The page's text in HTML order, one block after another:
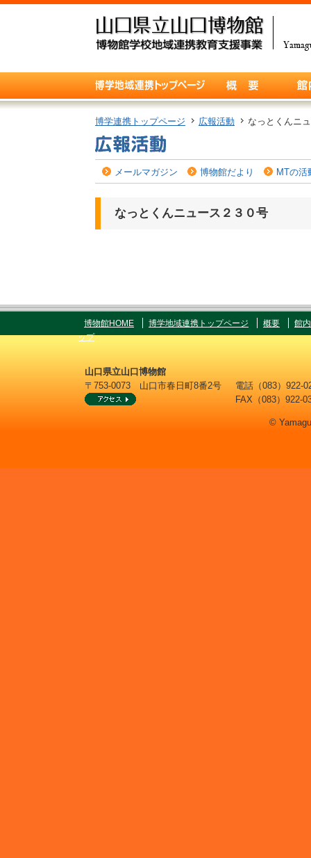
博学連携トップページ 広報活動 なっとくんニ
メールマガジン 博物館だより MTの活
なっとくんニュース２３０号
博物館HOME 博学地域連携トップページ 概要
館
ップ
山口県立山口博物館
〒753-0073 山口市春日町8番2号
電話（083）922-
FAX（083）922-
©